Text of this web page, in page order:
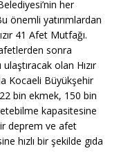
her
önemli yatırımlardan
41 Afet Mutfağı.
sonra
olan Hızır
Kocaeli Büyükşehir
bin ekmek, 150 bin
kapasitesine
deprem ve afet
hızlı bir şekilde gıda